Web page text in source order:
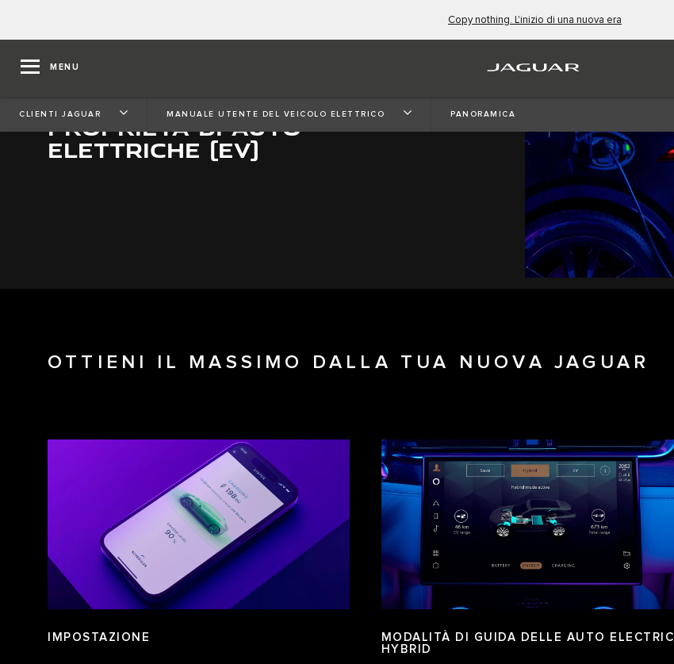
Copy nothing. L'inizio di una nuova era
MENU
CLIENTI JAGUAR MANUALE UTENTE DEL VEICOLO ELETTRICO PANORAMICA
PROPRIETÀ DI AUTO
ELETTRICHE (EV)
OTTIENI IL MASSIMO DALLA TUA NUOVA JAGUAR
IMPOSTAZIONE
MODALITÀ DI GUIDA DELLE AUTO ELECTRIC
HYBRID